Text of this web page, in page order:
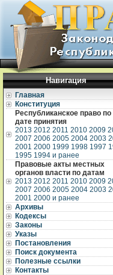
Навигация
Главная
Конституция
Республиканское право по
дате принятия
2013 2012 2011 2010 2009
2007 2006 2005 2004 2003
2001 2000 1999 1998 1997
1995 1994 и ранее
Правовые акты местных
органов власти по датам
2013 2012 2011 2010 2009
2007 2006 2005 2004 2003
2001 2000 и ранее
Архивы
Кодексы
Законы
Указы
Постановления
Поиск документа
Полезные ссылки
Контакты